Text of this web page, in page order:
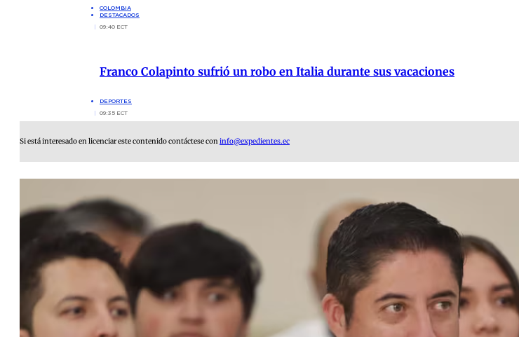
COLOMBIA
DESTACADOS
09:40 ECT
Franco Colapinto sufrió un robo en Italia durante sus vacaciones
DEPORTES
09:35 ECT
Si está interesado en licenciar este contenido contáctese coninfo@expedientes.ec